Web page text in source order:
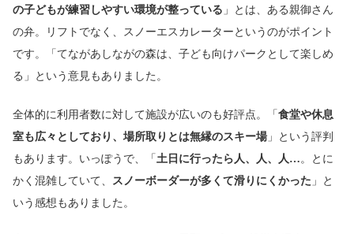
の子どもが練習しやすい環境が整っている 」とは、ある親御さん
の弁。リフトでなく、スノーエスカレーターというのがポイント
です。「てながあしながの森は、子ども向けパークとして楽しめ
る」という意見もありました。
全体的に利用者数に対して施設が広いのも好評点。「食堂や休息
室も広々としており、場所取りとは無縁のスキー場」という評判
もあります。いっぽうで、「 土日に行ったら人、人、人… 。とに
かく混雑していて、
スノーボーダーが多くて滑りにくかった 」と
いう感想もありました。